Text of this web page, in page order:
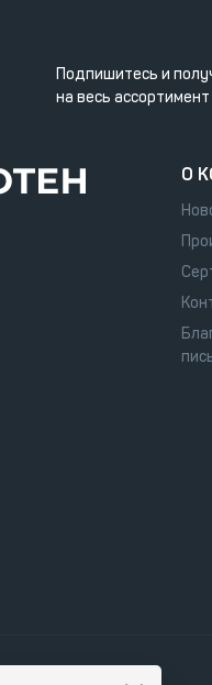
Подпишитесь и
на весь
О